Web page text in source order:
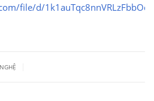
file/d/